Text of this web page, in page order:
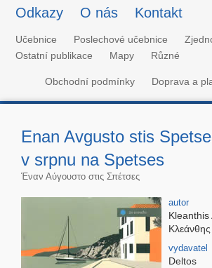
Odkazy
O nás Kontakt
Učebnice Poslechové učebnice
Ostatní publikace
Mapy Různé
Obchodní podmínky Doprava a
Enan Avgusto stis
v srpnu na Spetses
Έναν Αύγουστο στις Σπέτσες
autor
Kleanthis
vydavatel
Deltos